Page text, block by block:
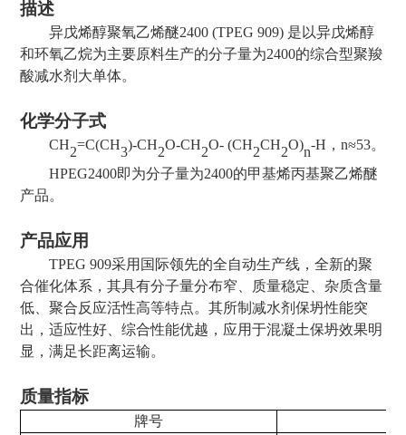
描述
异戊烯醇聚氧乙烯醚2400 (TPEG 909) 是以异戊烯醇
和环氧乙烷为主要原料生产的分子量为2400的综合型聚羧
酸减水剂大单体。
化学分子式
CH2=C(CH3)-CH2O-CH2O- (CH2CH2O)n-H ， n≈53。
HPEG2400即为分子量为2400的甲基烯丙基聚乙烯醚
产品。
产品应用
TPEG 909采用国际领先的全自动生产线，全新的聚
合催化体系，其具有分子量分布窄、质量稳定、杂质含量
低、聚合反应活性高等特点。其所制减水剂保坍性能突
出，适应性好、综合性能优越，应用于混凝土保坍效果明
显，满足长距离运输。
质量指标
牌号